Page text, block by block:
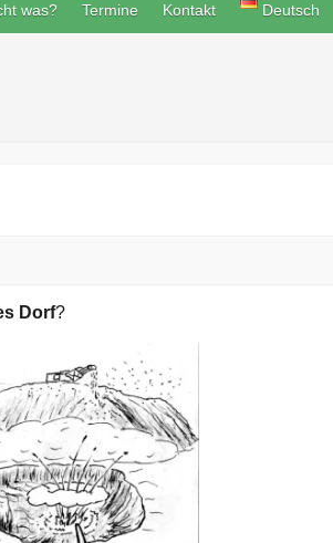
was? Termine Kontakt Deutsch
Dorf?